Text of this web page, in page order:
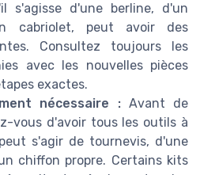
s'agisse d'une berline, d'un
cabriolet, peut avoir des
Consultez toujours les
avec les nouvelles pièces
exactes.
nécessaire :Avant de
vous d'avoir tous les outils à
s'agir de tournevis, d'une
chiffon propre. Certains kits